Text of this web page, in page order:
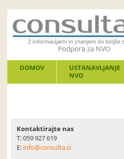
DOMOV
USTANAVLJANJE
NVO
Kontaktirajte nas
T: 059 927 619
E: info@consulta.si